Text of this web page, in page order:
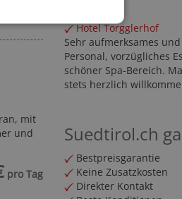
mit
und
pro Tag
Hotel Torgglerhof
Sehr aufmerksames
Personal, vorzügliches
schöner Spa-Bereich.
stets herzlich
Suedtirol.ch
Bestpreisgarantie
Keine Zusatzkosten
Direkter Kontakt